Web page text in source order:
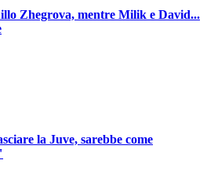
Zhegrova, mentre Milik e David...
la Juve, sarebbe come